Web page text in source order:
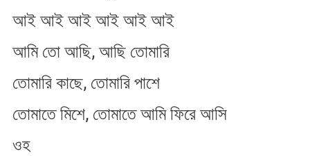
আই আই আই আই আই আই
আমি তো আছি, আছি তোমারি
তোমারি কাছে, তোমারি পাশে
তোমাতে মিশে, তোমাতে আমি ফিরে আসি
ওহ